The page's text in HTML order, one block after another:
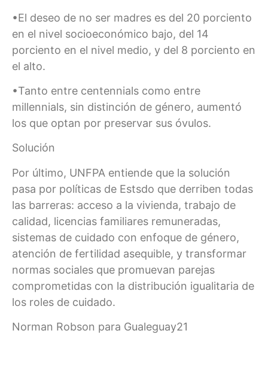
•El deseo de no ser madres es del 20 porciento
en el nivel socioeconómico bajo, del 14
porciento en el nivel medio, y del 8 porciento en
el alto.
•Tanto entre centennials como entre
millennials, sin distinción de género, aumentó
los que optan por preservar sus óvulos.
Solución
Por último, UNFPA entiende que la solución
pasa por políticas de Estsdo que derriben todas
las barreras: acceso a la vivienda, trabajo de
calidad, licencias familiares remuneradas,
sistemas de cuidado con enfoque de género,
atención de fertilidad asequible, y transformar
normas sociales que promuevan parejas
comprometidas con la distribución igualitaria de
los roles de cuidado.
Norman Robson para Gualeguay21